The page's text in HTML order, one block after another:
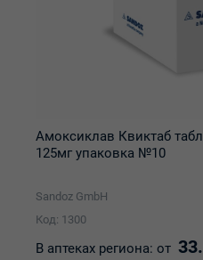
Амоксиклав Квиктаб
125мг упаковка №10
Sandoz GmbH
Код: 1300
В аптеках региона: от